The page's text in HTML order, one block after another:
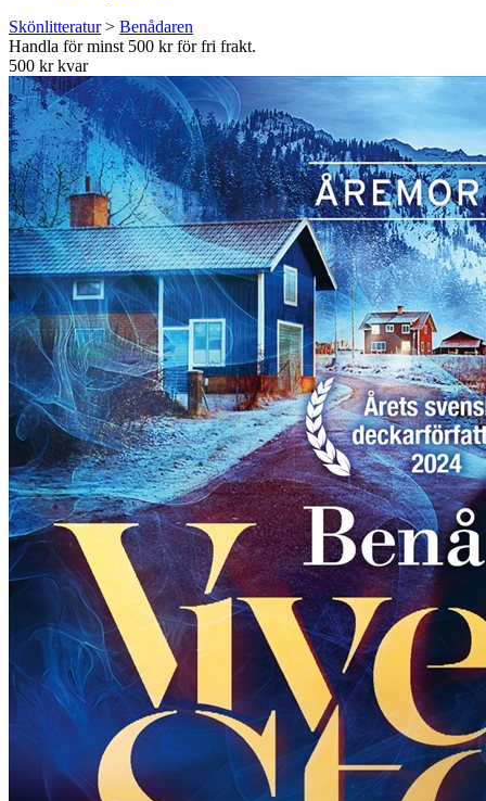
Skönlitteratur> Benådaren
Handla för minst 500 kr för fri frakt.
500 kr kvar